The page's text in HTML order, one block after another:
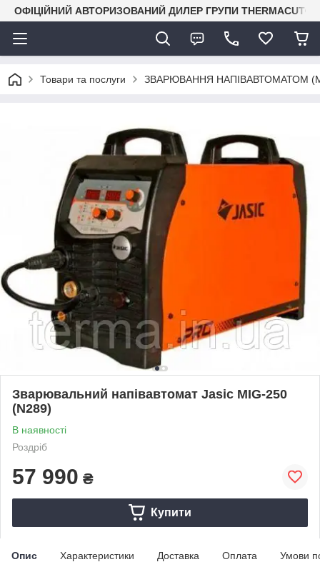
ОФІЦІЙНИЙ АВТОРИЗОВАНИЙ ДИЛЕР ГРУПИ THERMACUT® В
Товари та послуги ЗВАРЮВАННЯ НАПІВАВТОМАТОМ
Зварювальний напівавтомат Jasic MIG-250
(N289)
В наявності
Роздріб
57 990 ₴
Купити
Опис Характеристики Доставка Оплата Умови